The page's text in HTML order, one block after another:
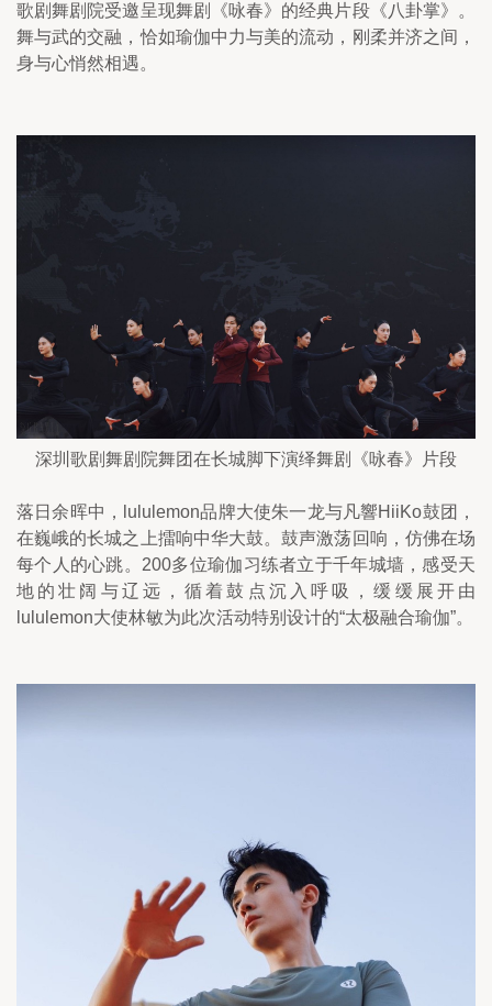
歌剧舞剧院受邀呈现舞剧《咏春》的经典片段《八卦掌》。
舞与武的交融，恰如瑜伽中力与美的流动，刚柔并济之间，
身与心悄然相遇。
深圳歌剧舞剧院舞团在长城脚下演绎舞剧《咏春》片段
落日余晖中，lululemon品牌大使朱一龙与凡響HiiKo鼓团，
在巍峨的长城之上擂响中华大鼓。鼓声激荡回响，仿佛在场
每个人的心跳。200多位瑜伽习练者立于千年城墙，感受天
地的壮阔与辽远，循着鼓点沉入呼吸，缓缓展开由
lululemon大使林敏为此次活动特别设计的“太极融合瑜伽”。